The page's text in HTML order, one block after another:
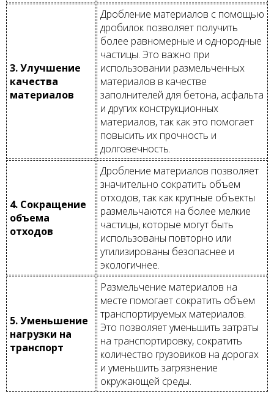
3. Улучшение
качества
материалов
Дробление материалов с помощью
дробилок позволяет получить
более равномерные и однородные
частицы. Это важно при
использовании размельченных
материалов в качестве
заполнителей для бетона, асфальта
и других конструкционных
материалов, так как это помогает
повысить их прочность и
долговечность.
4. Сокращение
объема
отходов
Дробление материалов позволяет
значительно сократить объем
отходов, так как крупные объекты
размельчаются на более мелкие
частицы, которые могут быть
использованы повторно или
утилизированы безопаснее и
экологичнее.
5. Уменьшение
нагрузки на
транспорт
Размельчение материалов на
месте помогает сократить объем
транспортируемых материалов.
Это позволяет уменьшить затраты
на транспортировку, сократить
количество грузовиков на дорогах
и уменьшить загрязнение
окружающей среды.